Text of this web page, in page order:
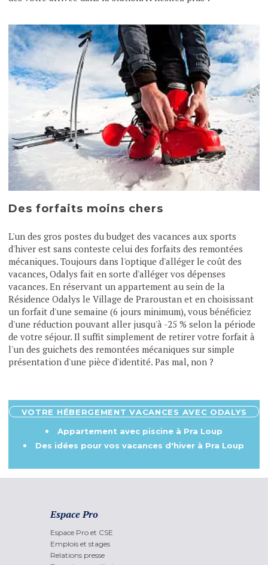
Des forfaits moins chers
L'un des gros postes du budget des vacances aux sports
d'hiver est sans conteste celui des forfaits des remontées
mécaniques. Toujours dans l'optique d'alléger le coût des
vacances, Odalys fait en sorte d'alléger vos dépenses
vacances. En réservant un appartement au sein de la
Résidence Odalys le Village de Praroustan et en choisissant
un forfait d'une semaine (6 jours minimum), vous bénéficiez
d'une réduction pouvant aller jusqu'à -25 % selon la période
de votre séjour. Il suffit simplement de retirer votre forfait à
l'un des guichets des remontées mécaniques sur simple
présentation d'une pièce d'identité. Pas mal, non ?
VOTRE HÉBERGEMENT VACANCES AVEC ODALYS
Appartement avec piscine à Pra Loup
Des idées pour vos vacances d'hiver à Pra Loup
Espace Pro
Espace Pro et CSE
Emplois et stages
Relations presse